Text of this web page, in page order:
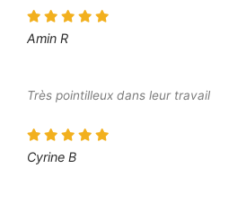
Amin R
Très pointilleux dans leur travail
Cyrine B